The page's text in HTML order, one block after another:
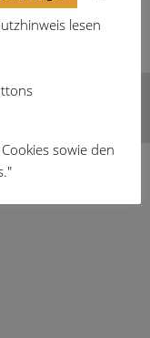
lesen
sowie den